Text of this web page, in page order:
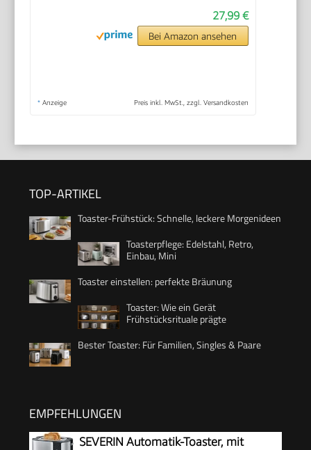
27,99 €
Bei Amazon ansehen
* Anzeige Preis inkl. MwSt., zzgl. Versandkosten
TOP-ARTIKEL
Toaster-Frühstück: Schnelle, leckere Morgenideen
Toasterpflege: Edelstahl, Retro,
Einbau, Mini
Toaster einstellen: perfekte Bräunung
Toaster: Wie ein Gerät
Frühstücksrituale prägte
Bester Toaster: Für Familien, Singles & Paare
EMPFEHLUNGEN
SEVERIN Automatik-Toaster, mit